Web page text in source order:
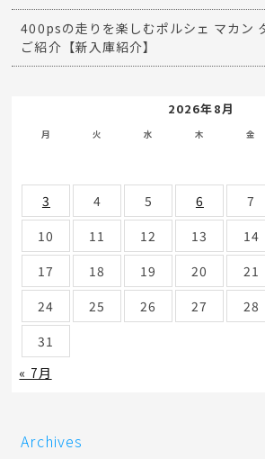
400psの走りを楽しむポルシェ マカン
ご紹介【新入庫紹介】
2026年8月
月 火 水 木 金
3
4 5 6 7
10
11 12 13 14
17
18 19 20 21
24
25 26 27 28
31
« 7月
Archives